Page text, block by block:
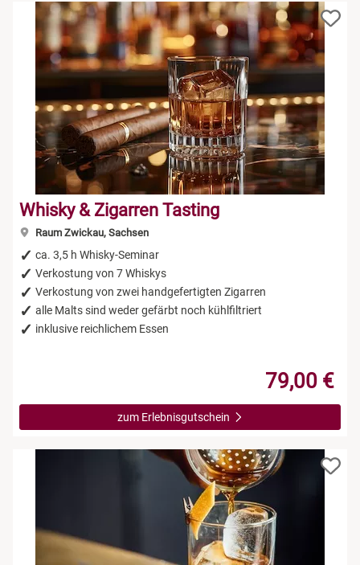
Whisky & Zigarren Tasting
Raum Zwickau, Sachsen
ca. 3,5 h Whisky-Seminar
Verkostung von 7 Whiskys
Verkostung von zwei handgefertigten Zigarren
alle Malts sind weder gefärbt noch kühlfiltriert
inklusive reichlichem Essen
79,00 €
zum Erlebnisgutschein